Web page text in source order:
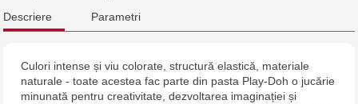
Multistore Centru - bd. Cantemir, 6
Jucărenia Rîșcani - bd. Moscova, 2
Descriere Parametri
Culori intense și viu colorate, structură elastică, materiale
naturale - toate acestea fac parte din pasta Play-Doh o jucărie
minunată pentru creativitate, dezvoltarea imaginației și